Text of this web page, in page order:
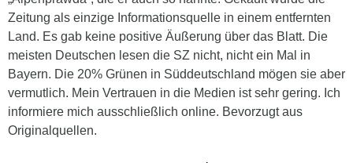
Zeitung als einzige Informationsquelle in einem entfernten
Land. Es gab keine positive Äußerung über das Blatt. Die
meisten Deutschen lesen die SZ nicht, nicht ein Mal in
Bayern. Die 20% Grünen in Süddeutschland mögen sie aber
vermutlich. Mein Vertrauen in die Medien ist sehr gering. Ich
informiere mich ausschließlich online. Bevorzugt aus
Originalquellen.